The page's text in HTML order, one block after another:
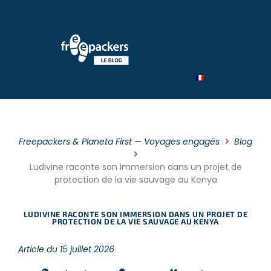
Freepackers & Planeta First — Voyages engagés Blog
Ludivine raconte son immersion dans un projet de
protection de la vie sauvage au Kenya
LUDIVINE RACONTE SON IMMERSION DANS UN PROJET DE
PROTECTION DE LA VIE SAUVAGE AU KENYA
Article du 15 juillet 2026